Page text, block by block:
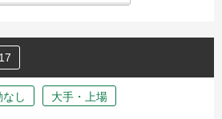
なし 大手・上場